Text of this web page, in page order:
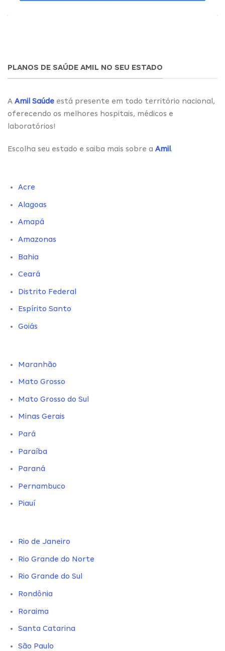
PLANOS DE SAÚDE AMIL NO SEU ESTADO
A Amil Saúde está presente em todo território nacional,
oferecendo os melhores hospitais, médicos e
laboratórios!
Escolha seu estado e saiba mais sobre a Amil .
Acre
Alagoas
Amapá
Amazonas
Bahia
Ceará
Distrito Federal
Espírito Santo
Goiás
Maranhão
Mato Grosso
Mato Grosso do Sul
Minas Gerais
Pará
Paraíba
Paraná
Pernambuco
Piauí
Rio de Janeiro
Rio Grande do Norte
Rio Grande do Sul
Rondônia
Roraima
Santa Catarina
São Paulo